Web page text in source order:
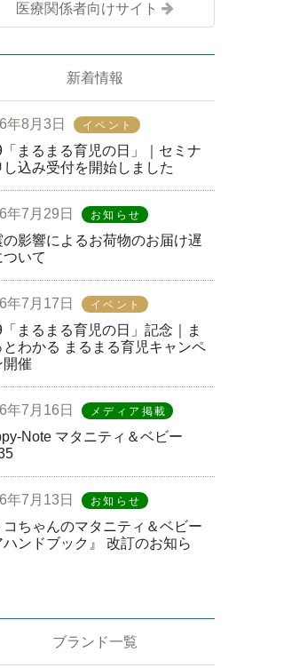
医療関係者向けサイト
新着情報
年8月3日 イベント
まるまる育児の日」｜セミナ
し込み受付を開始しました
年7月29日 お知らせ
の影響によるお荷物のお届け遅
ついて
年7月17日 イベント
まるまる育児の日」記念｜ま
とわかる まるまる育児キャンペ
開催
年7月16日 メディア掲載
Note マタニティ＆ベビー
年7月13日 お知らせ
コちゃんのマタニティ＆ベビー
ハンドブック』 改訂のお知ら
ブランド一覧